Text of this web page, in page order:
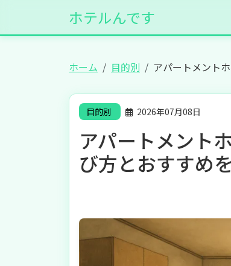
ホテルんです
ホーム 目的別 アパートメント
目的別 2026年07月08日
アパートメント
び方とおすすめ